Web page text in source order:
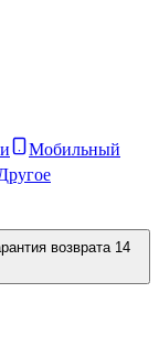
Мобильный
возврата 14